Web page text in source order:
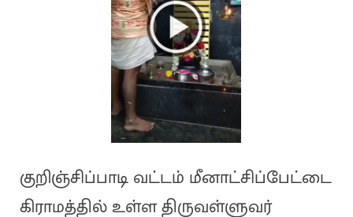
குறிஞ்சிப்பாடி வட்டம் மீனாட்சிப்பேட்டை
கிராமத்தில் உள்ள திருவள்ளுவர்